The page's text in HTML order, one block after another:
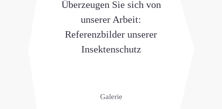
Überzeugen Sie sich von
unserer Arbeit:
Referenzbilder unserer
Insektenschutz
Galerie